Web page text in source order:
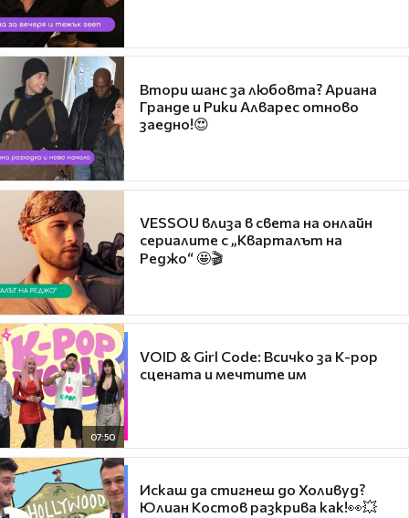
Втори шанс за любовта? Ариана
Гранде и Рики Алварес отново
заедно!😍
VESSOU влиза в света на онлайн
сериалите с „Кварталът на
Реджо“ 🤩🎬
07:50
VOID & Girl Code: Всичко за K-pop
сцената и мечтите им
Искаш да стигнеш до Холивуд?
Юлиан Костов разкрива как!👀💥